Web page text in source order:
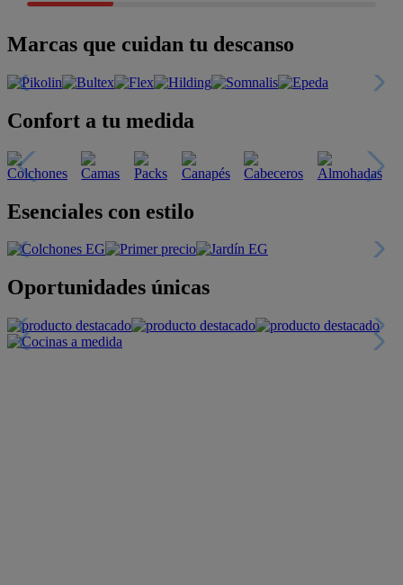
Marcas que cuidan tu descanso
Confort a tu medida
Esenciales con estilo
Oportunidades únicas